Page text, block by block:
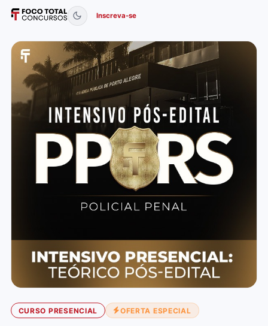
Inscreva-se
CURSO PRESENCIAL OFERTA ESPECIAL